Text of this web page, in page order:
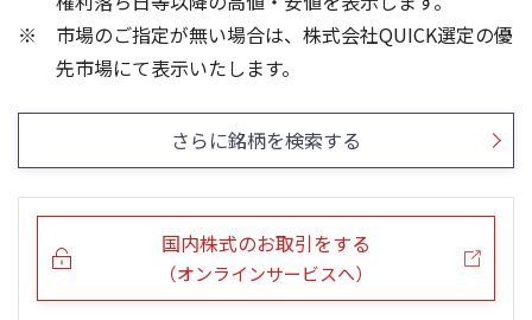
25/12
25/10
25/08
25/06
25/04 24/01
23/01
22/01
21/01
1
市場のご指定が無い場合は、株式会社QUICK選定の優
先市場にて表示いたします。
さらに銘柄を検索する
国内株式のお取引をする
（オンラインサービスへ）